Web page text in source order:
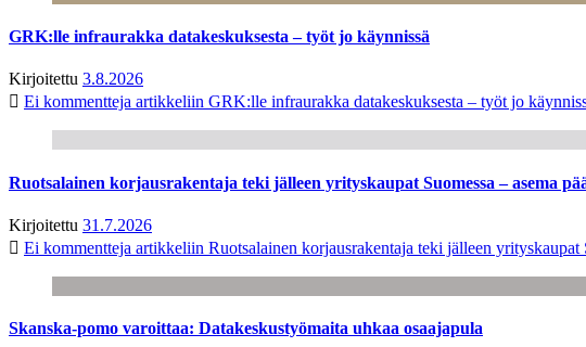
GRK:lle infraurakka datakeskuksesta – työt jo käynnissä
Kirjoitettu 3.8.2026
Ei kommentteja artikkeliin GRK:lle infraurakka datakeskuksesta – työt jo
Ruotsalainen korjausrakentaja teki jälleen yrityskaupat Suomessa – asema
Kirjoitettu 31.7.2026
Ei kommentteja artikkeliin Ruotsalainen korjausrakentaja teki jälleen yrityskaupat
Skanska-pomo varoittaa: Datakeskustyömaita uhkaa osaajapula